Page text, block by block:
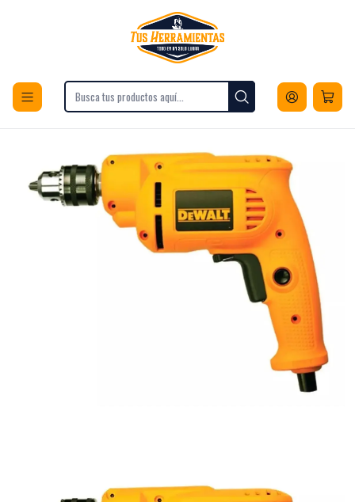
Envios a todo Chile
Herramientas Eléctricas
Taladro atornillador eléctrico de 10mm DeWalt DWD014 600W